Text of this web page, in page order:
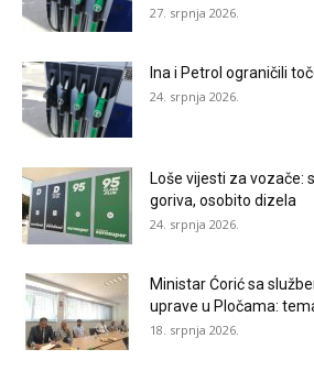
27. srpnja 2026.
Ina i Petrol ograničili
24. srpnja 2026.
Loše vijesti za vozače:
goriva, osobito dizela
24. srpnja 2026.
Ministar Ćorić sa
uprave u Pločama:
18. srpnja 2026.